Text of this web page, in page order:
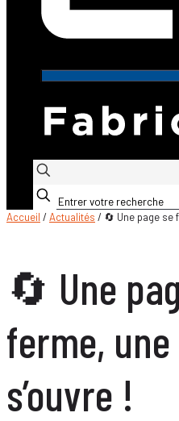
Accueil /Actualités / 🔄 Une page se
🔄 Une
ferme,
s’ouvre !